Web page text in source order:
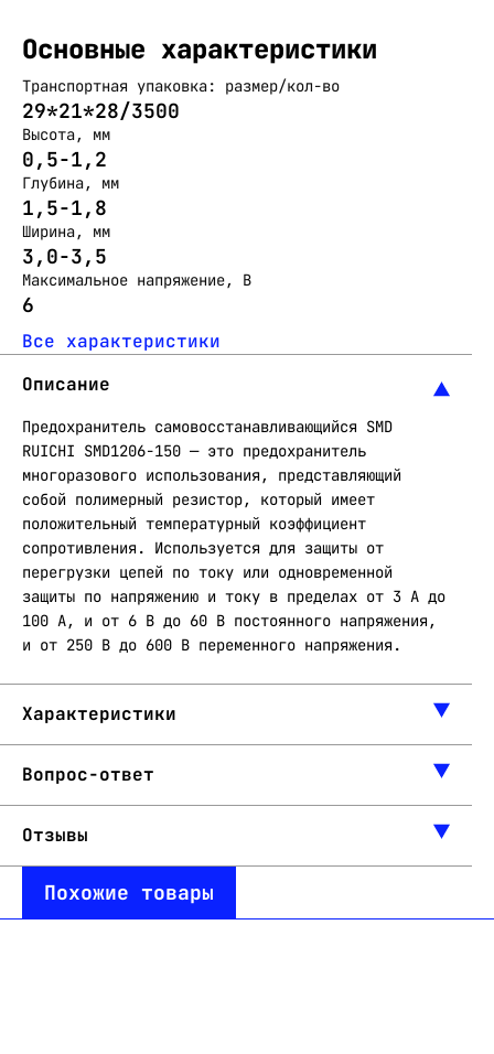
Основные характеристики
Транспортная упаковка: размер/кол-во
29*21*28/3500
Высота, мм
0,5-1,2
Глубина, мм
1,5-1,8
Ширина, мм
3,0-3,5
Максимальное напряжение, В
6
Все характеристики
Описание
Предохранитель самовосстанавливающийся SMD
RUICHI SMD1206-150 — это предохранитель
многоразового использования, представляющий
собой полимерный резистор, который имеет
положительный температурный коэффициент
сопротивления. Используется для защиты от
перегрузки цепей по току или одновременной
защиты по напряжению и току в пределах от 3 А до
100 А, и от 6 В до 60 В постоянного напряжения,
и от 250 В до 600 В переменного напряжения.
Характеристики
Вопрос-ответ
Отзывы
Похожие товары